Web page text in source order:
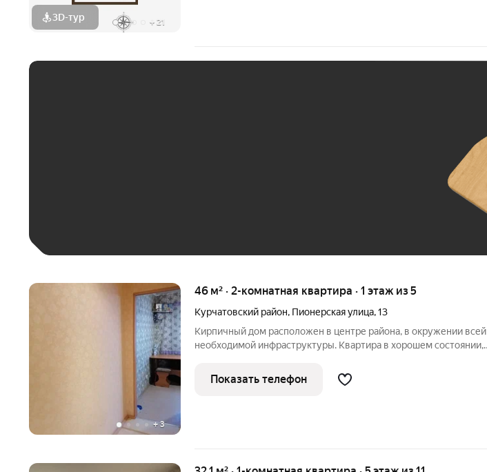
3D-тур + 21
+3
46 м² · 2-комнатная квартира · 1 этаж из 5
Курчатовский район, Пионерская улица,13
Кирпичный дом расположен в центре района, в окружении всей
необходимой инфраструктуры. Квартира в хорошем состоянии,
планировка, все комнаты раздельные. Теплая и уютная квартира.
Потолок выровнен и
Показать телефон